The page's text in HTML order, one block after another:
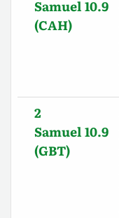
Samuel 10.9
(CAH)
2
Samuel 10.9
(GBT)